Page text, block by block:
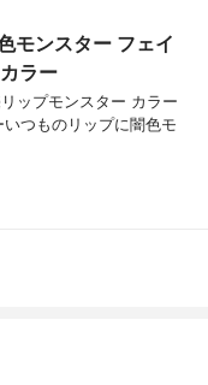
モンスター フェイ
ラー
ップモンスター カラー
つものリップに闇色モ